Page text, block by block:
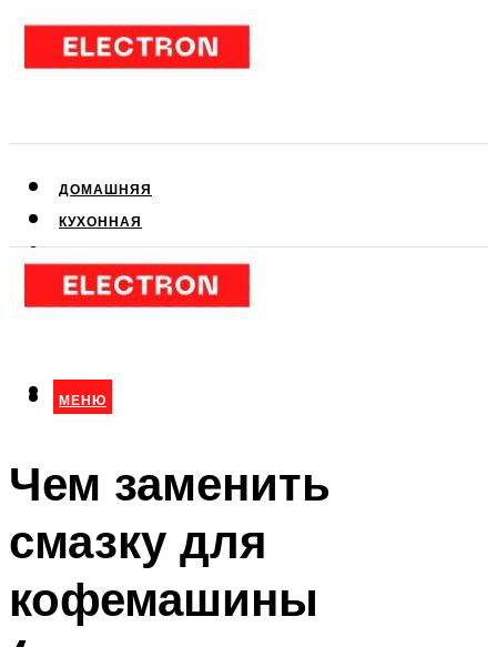
ДОМАШНЯЯ
КУХОННАЯ
КЛИМАТИЧЕСКАЯ
МЕНЮ
МЕНЮ
Чем заменить
смазку для
кофемашины